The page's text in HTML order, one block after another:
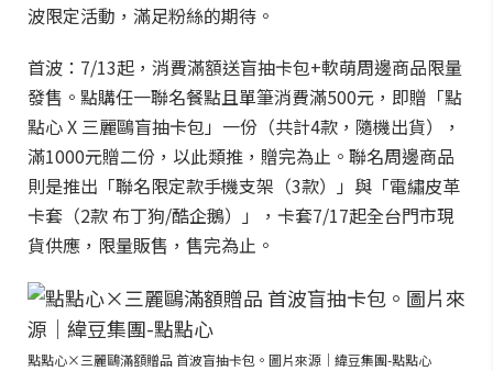
波限定活動，滿足粉絲的期待。
首波：7/13起，消費滿額送盲抽卡包+軟萌周邊商品限量
發售。點購任一聯名餐點且單筆消費滿500元，即贈「點
點心 X 三麗鷗盲抽卡包」一份（共計4款，隨機出貨），
滿1000元贈二份，以此類推，贈完為止。聯名周邊商品
則是推出「聯名限定款手機支架（3款）」與「電繡皮革
卡套（2款 布丁狗/酷企鵝）」，卡套7/17起全台門市現
貨供應，限量販售，售完為止。
點點心×三麗鷗滿額贈品 首波盲抽卡包。圖片來源｜緯豆集團-點點心